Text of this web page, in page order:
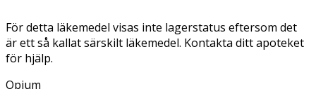
För detta läkemedel visas inte lagerstatus eftersom det
är ett så kallat särskilt läkemedel. Kontakta ditt apoteket
för hjälp.
Opium